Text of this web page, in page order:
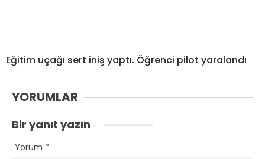
Eğitim uçağı sert iniş yaptı. Öğrenci pilot yaralandı
YORUMLAR
Bir yanıt yazın
Yorum *